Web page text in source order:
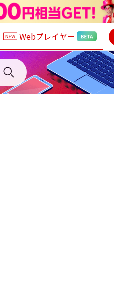
Webプレイヤー